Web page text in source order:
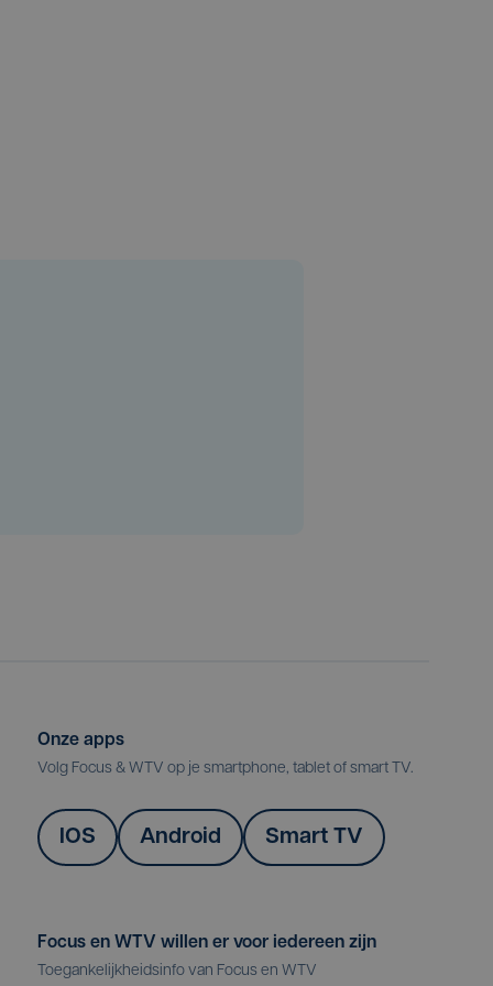
Onze apps
Volg Focus & WTV op je smartphone, tablet of smart TV.
IOS Android Smart TV
Focus en WTV willen er voor iedereen zijn
Toegankelijkheidsinfo van Focus en WTV